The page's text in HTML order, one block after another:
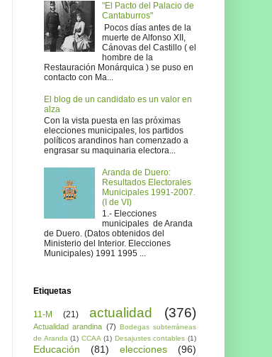
"El Pacto del Palacio de
Cantaburros"
Pocos días antes de la
muerte de Alfonso XII,
Cánovas del Castillo ( el
hombre de la
Restauración Monárquica ) se puso en
contacto con Ma...
El blog de un candidato es un valor en
alza
Con la vista puesta en las próximas
elecciones municipales, los partidos
políticos arandinos han comenzado a
engrasar su maquinaria electora...
Aranda de Duero:
Resultados Electorales
Municipales 1991-2007.
(I de VI)
1.- Elecciones
municipales de Aranda
de Duero. (Datos obtenidos del
Ministerio del Interior. Elecciones
Municipales) 1991 1995 ...
Etiquetas
11-M (21) actualidad (376)
Actualidad arandina (7) Bodegas subterráneas
de Aranda (1) CCAA (1) Desajustes contables (1)
Educación (81) elecciones (96)